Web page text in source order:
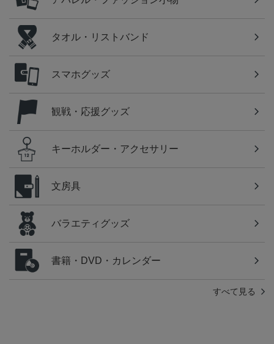
タオル・リストバンド
スマホグッズ
観戦・応援グッズ
キーホルダー・アクセサリー
文房具
バラエティグッズ
書籍・DVD・カレンダー
すべて見る